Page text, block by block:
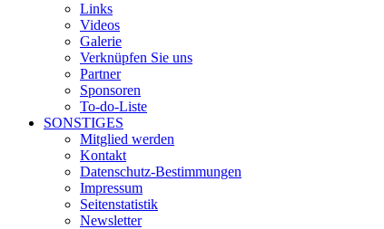
Links
Videos
Galerie
Verknüpfen Sie uns
Partner
Sponsoren
To-do-Liste
SONSTIGES
Mitglied werden
Kontakt
Datenschutz-Bestimmungen
Impressum
Seitenstatistik
Newsletter